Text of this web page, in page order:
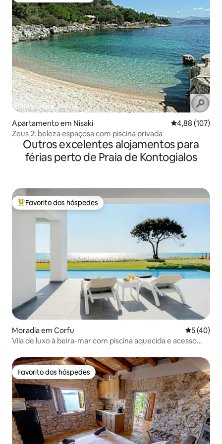
Apartamento em Nisaki Classificação
4,88 (107)
Zeus 2: beleza espaçosa com piscina privada
Outros excelentes alojamentos para
férias perto de Praia de Kontogialos
Favoritos dos hóspedes mais apreciados
Favorito dos hóspedes
Moradia em Corfu
5 (40)
Vila de luxo à beira-mar com piscina aquecida e acesso
Favorito dos hóspedes
Favorito dos hóspedes